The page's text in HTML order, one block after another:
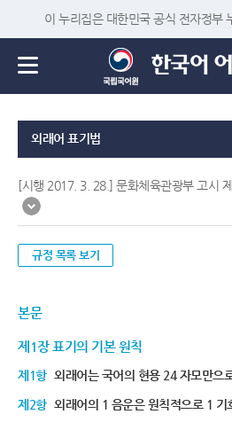
이 누리집은 대한민국 공식 전자정부
외래어 표기법
[시행 2017. 3. 28.] 문화체육관광부 고시
규정 목록 보기
본문
제1장 표기의 기본 원칙
제1항 외래어는 국어의 현용 24 자모만으
제2항 외래어의 1 음운은 원칙적으로 1 기